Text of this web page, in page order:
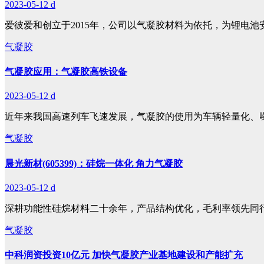
2023-05-12 d
爱彼爱和创立于2015年，公司以气凝胶材料为依托，为锂电
气凝胶
气凝胶应用：气凝胶高铁设备
2023-05-12 d
近年来我国高速列车飞速发展，气凝胶的使用为车辆轻量化
气凝胶
晨光新材(605399)：硅烷一体化 角力气凝胶
2023-05-12 d
深耕功能性硅烷材料二十余年，产品结构优化，毛利率领先
气凝胶
中科润资投资10亿元 加快气凝胶产业基地建设和产能扩充